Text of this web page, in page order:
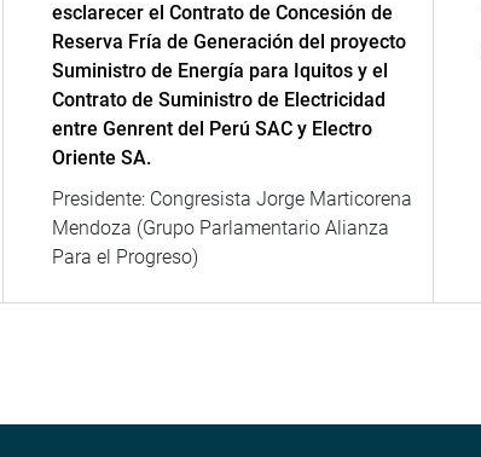
esclarecer el Contrato de Concesión de
Reserva Fría de Generación del proyecto
Suministro de Energía para Iquitos y el
Contrato de Suministro de Electricidad
entre Genrent del Perú SAC y Electro
Oriente SA.
Presidente: Congresista Jorge Marticorena
Mendoza (Grupo Parlamentario Alianza
Para el Progreso)